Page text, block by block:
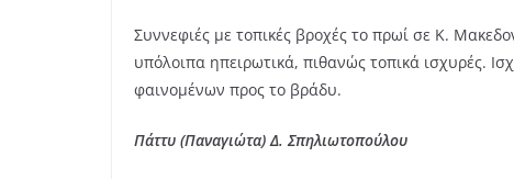
Συννεφιές με τοπικές βροχές το πρωί σε Κ.
υπόλοιπα ηπειρωτικά, πιθανώς τοπικά ισχυρές.
φαινομένων προς το βράδυ.
Πάττυ (Παναγιώτα) Δ. Σπηλιωτοπούλου